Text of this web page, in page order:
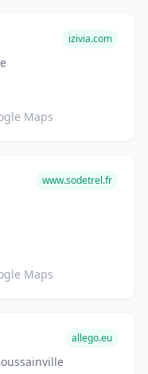
izivia.com
Maps
www.sodetrel.fr
Maps
allego.eu